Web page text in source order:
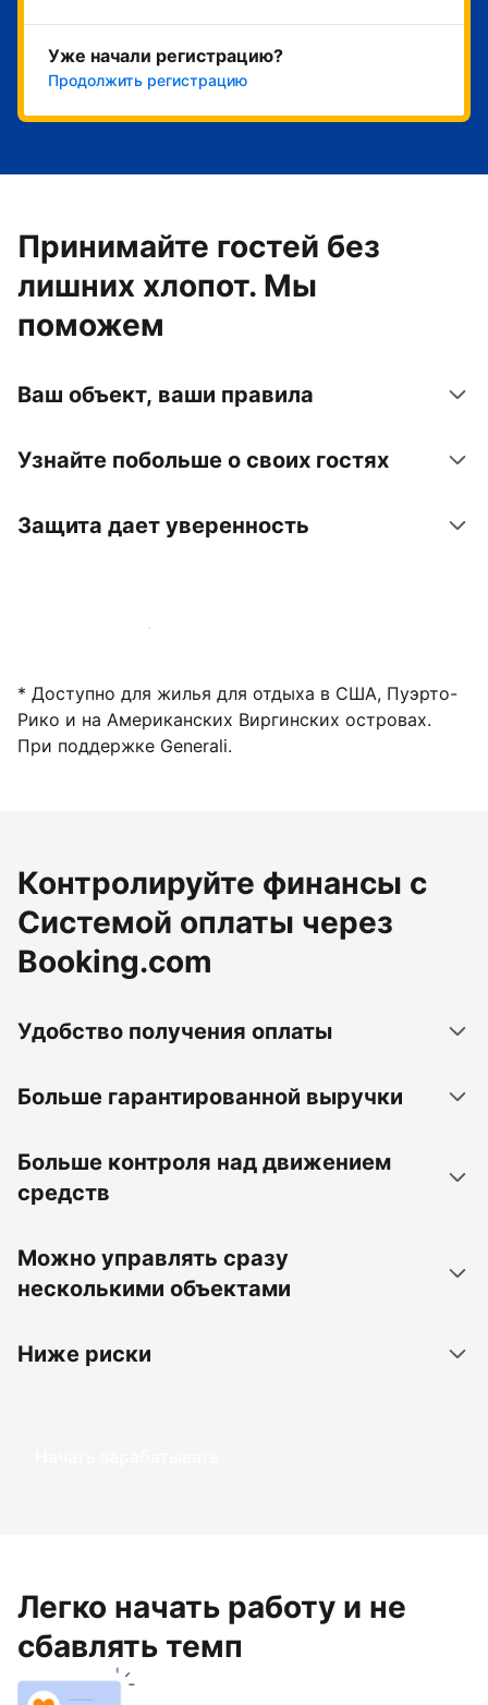
Уже начали регистрацию?
Продолжить регистрацию
Принимайте гостей без
лишних хлопот. Мы
поможем
Ваш объект, ваши правила
Узнайте побольше о своих гостях
Защита дает уверенность
Зарегистрировать объект
* Доступно для жилья для отдыха в США, Пуэрто-
Рико и на Американских Виргинских островах.
При поддержке Generali.
Контролируйте финансы с
Системой оплаты через
Booking.com
Удобство получения оплаты
Больше гарантированной выручки
Больше контроля над движением
средств
Можно управлять сразу
несколькими объектами
Ниже риски
Начать зарабатывать
Легко начать работу и не
сбавлять темп